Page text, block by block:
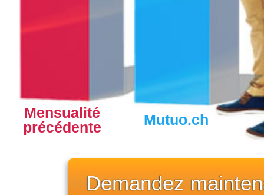
Mensualité
précédente
Mutuo.ch
Demandez